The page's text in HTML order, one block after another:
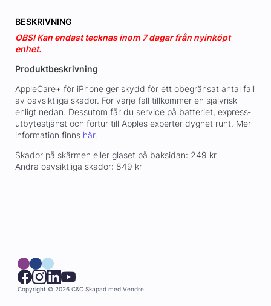
BESKRIVNING
OBS! Kan endast tecknas inom 7 dagar från nyinköpt
enhet.
Produktbeskrivning
AppleCare+ för iPhone ger skydd för ett obegränsat antal fall
av oavsiktliga skador. För varje fall tillkommer en självrisk
enligt nedan. Dessutom får du service på batteriet, express­
utbytestjänst och förtur till Apples experter dygnet runt. Mer
information finns här.
Skador på skärmen eller glaset på baksidan: 249 kr
Andra oavsiktliga skador: 849 kr
Copyright © 2026 C&C Skapad med Vendre